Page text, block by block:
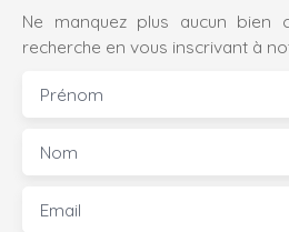
Ne manquez plus aucun bien
recherche en vous inscrivant à
Prénom
Nom
Email